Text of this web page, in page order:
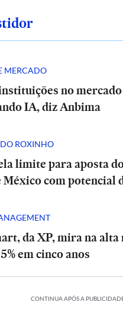
MERCADO
no
IA, diz Anbima
ROXINHO
limite para aposta
México com potencial
da XP, mira na alta
em cinco anos
CONTINUA APÓS A